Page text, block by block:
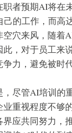
者预期AI将在
的工作，而高
穴来风，随着
，对于员工来
力，避免被时代
尽管AI培训的
重视程度不够
应共同努力，